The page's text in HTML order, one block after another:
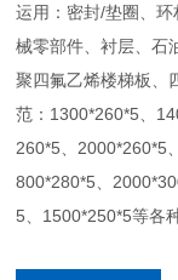
运用：密封/垫圈、
械零部件、衬层、石
聚四氟乙烯楼梯板、
范：1300*260*5、
260*5、2000*260*5
800*280*5、
5、1500*250*5等各